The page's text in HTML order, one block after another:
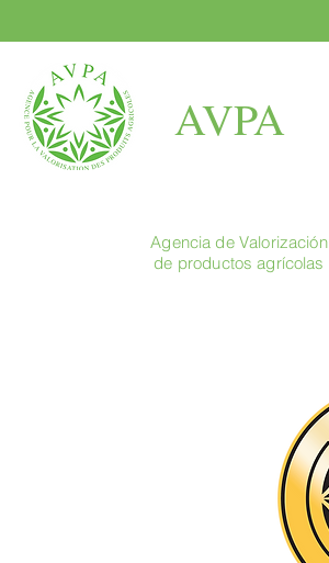
AVPA
Agencia de Valorización
de productos agrícolas